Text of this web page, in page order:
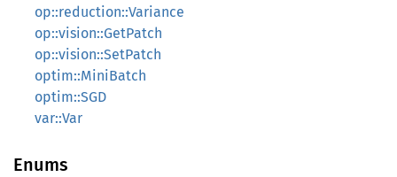
op::reduction::Variance
op::vision::GetPatch
op::vision::SetPatch
optim::MiniBatch
optim::SGD
var::Var
Enums